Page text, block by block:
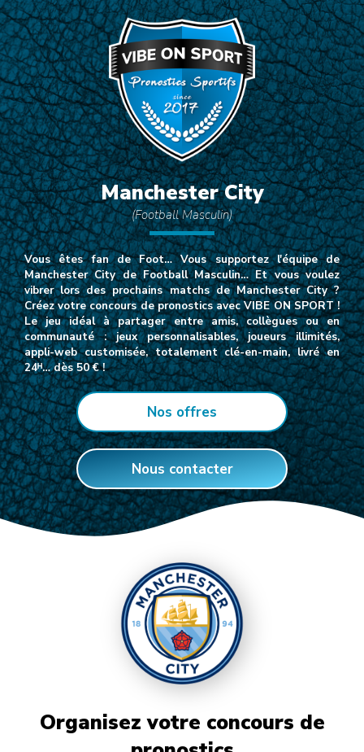
Manchester City
(Football Masculin)
Vous êtes fan de Foot… Vous supportez l'équipe de
Manchester City de Football Masculin… Et vous voulez
vibrer lors des prochains matchs de Manchester City ?
Créez votre concours de pronostics avec VIBE ON SPORT !
Le jeu idéal à partager entre amis, collègues ou en
communauté : jeux personnalisables, joueurs illimités,
appli-web customisée, totalement clé-en-main, livré en
24ᴴ… dès 50 € !
Nos offres
Nous contacter
Organisez votre concours de